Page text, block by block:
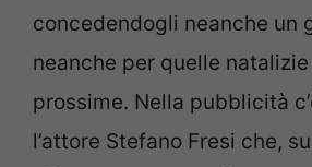
concedendogli neanche un
neanche per quelle
prossime. Nella pubblicità
l’attore Stefano Fresi che,